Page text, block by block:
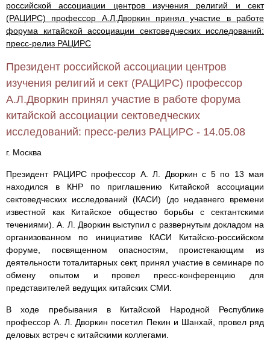
российской ассоциации центров изучения религий и сект
(РАЦИРС) профессор А.Л.Дворкин принял участие в работе
форума китайской ассоциации сектоведческих исследований:
пресс-релиз РАЦИРС
Президент российской ассоциации центров
изучения религий и сект (РАЦИРС) профессор
А.Л.Дворкин принял участие в работе форума
китайской ассоциации сектоведческих
исследований: пресс-релиз РАЦИРС - 14.05.08
г. Москва
Президент РАЦИРС профессор А. Л. Дворкин с 5 по 13 мая
находился в КНР по приглашению Китайской ассоциации
сектоведческих исследований (КАСИ) (до недавнего времени
известной как Китайское общество борьбы с сектантскими
течениями). А. Л. Дворкин выступил с развернутым докладом на
организованном по инициативе КАСИ Китайско-российском
форуме, посвященном опасностям, проистекающим из
деятельности тоталитарных сект, принял участие в семинаре по
обмену опытом и провел пресс-конференцию для
представителей ведущих китайских СМИ.
В ходе пребывания в Китайской Народной Республике
профессор А. Л. Дворкин посетил Пекин и Шанхай, провел ряд
деловых встреч с китайскими коллегами.